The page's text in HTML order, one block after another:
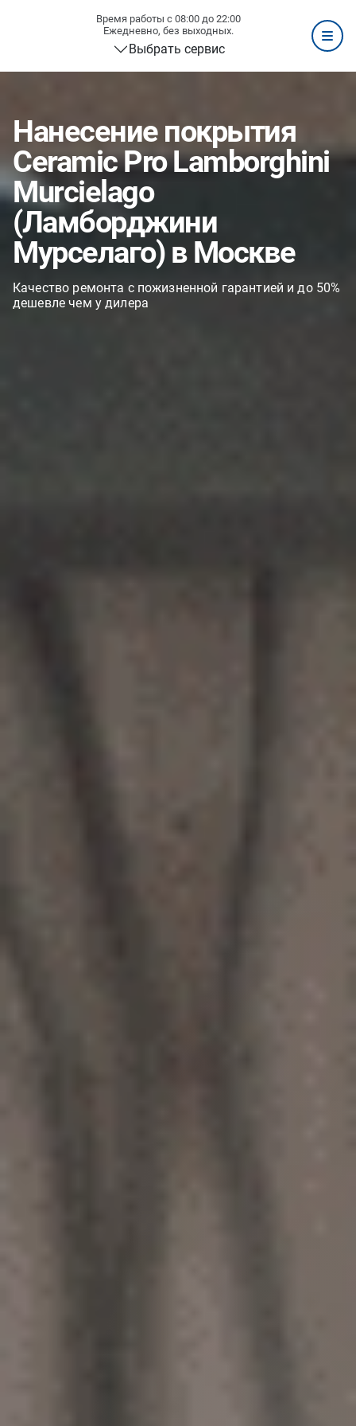
Время работы с 08:00 до 22:00
Ежедневно, без выходных.
Выбрать сервис
Нанесение покрытия
Ceramic Pro Lamborghini
Murcielago
(Ламборджини
Мурселаго) в Москве
Качество ремонта с пожизненной гарантией и до 50%
дешевле чем у дилера